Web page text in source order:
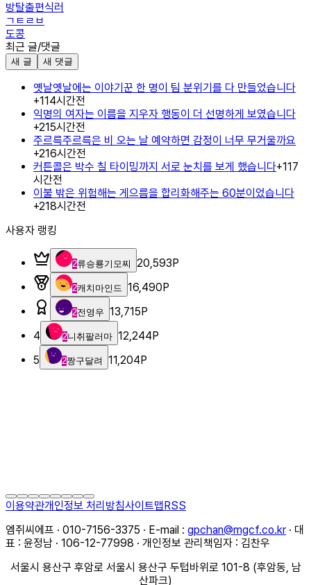
방탈출편식러
ㄱㅌㄹㅂ
도콩
최근 글/댓글
새 글 새 댓글
옛날옛날에는 이야기꾼 한 명이 팀 분위기를 다 만들었습니다
+114시간전
익명의 여자는 이름을 지우자 행동이 더 선명하게 보였습니다
+215시간전
주르륵주르륵은 비 오는 날 예약하면 감정이 너무 무거울까요
+216시간전
커튼콜은 박수 칠 타이밍까지 서로 눈치를 보게 했습니다+117
시간전
이불 밖은 위험해는 게으름을 합리화해주는 60분이었습니다
+218시간전
사용자 랭킹
2류승룡기모찌 20,593P
2캐치마인드 16,490P
2전영우 13,715P
4
2니취팔러마 12,244P
5
2짱구달려 11,204P
이용약관개인정보 처리방침사이트맵RSS
엠쥐씨에프 · 010-7156-3375 · E-mail : gpchan@mgcf.co.kr · 대
표 : 윤정남 · 106-12-77998 · 개인정보 관리책임자 : 김찬우
서울시 용산구 후암로 서울시 용산구 두텁바위로 101-8 (후암동, 남
산파크)